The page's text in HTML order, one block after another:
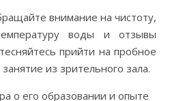
внимание на чистоту,
воды и отзывы
прийти на пробное
из зрительного зала.
о его образовании и опыте